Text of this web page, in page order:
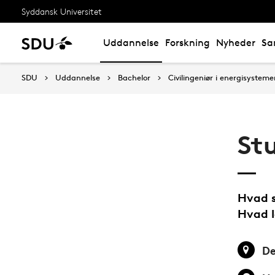
Syddansk Universitet
Uddannelse Forskning Nyheder
SDU Uddannelse Bachelor Civilingeniør i
Hvad
Hvad